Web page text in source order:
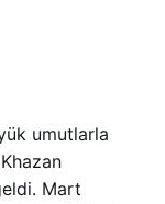
umutlarla
Mart